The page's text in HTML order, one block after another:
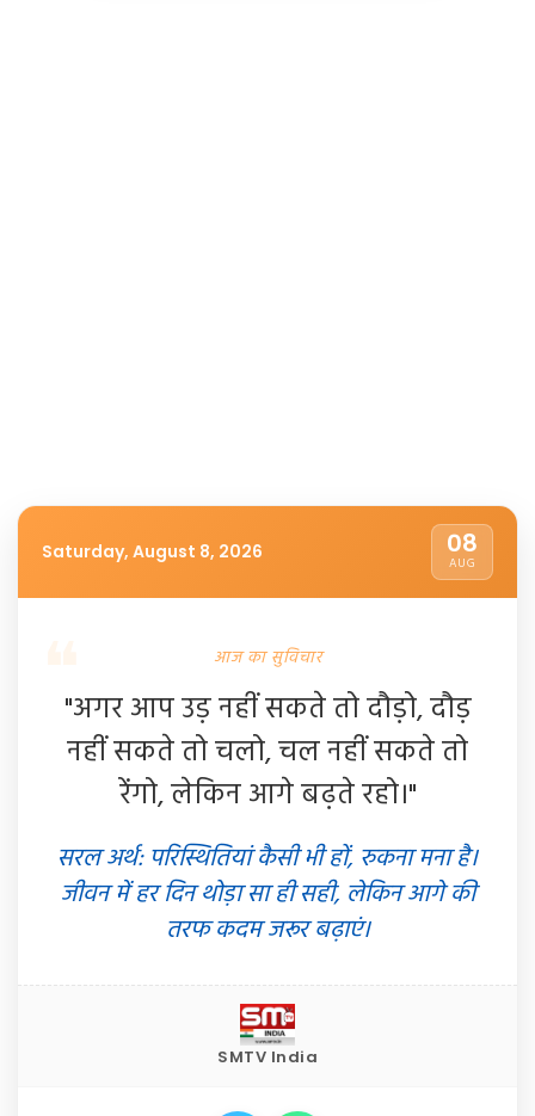
Saturday, August 8, 2026 08
AUG
आज का सुविचार
"अगर आप उड़ नहीं सकते तो दौड़ो, दौड़
नहीं सकते तो चलो, चल नहीं सकते तो
रेंगो, लेकिन आगे बढ़ते रहो।"
सरल अर्थ: परिस्थितियां कैसी भी हों, रुकना मना है।
जीवन में हर दिन थोड़ा सा ही सही, लेकिन आगे की
तरफ कदम जरूर बढ़ाएं।
SMTV India